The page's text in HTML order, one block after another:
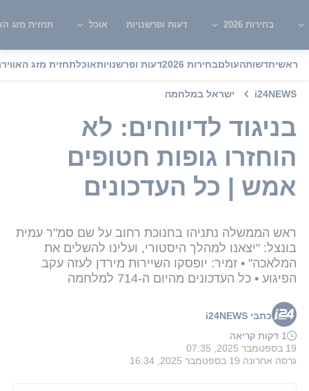
בחירות 2026 דעות ופרשנויות אוכל תחזית מזג
ראשיחדשותהעולםבחירות 2026 דעות ופרשנויותאוכלתחזית מזג האוויר
i24NEWS ישראל במלחמה
בניגוד לדיווחים: לא
הוחזרו גופות חטופים
אמש | כל העדכונים
ראש הממשלה נתניהו בחנוכת רחוב על שם סמ"ר עמית
בונצל: "יצאנו למהלך היסטורי, ועלינו להשלים את
המלאכה" • זמיר: יופסקו השיירות מירדן לעזה עקב
הפיגוע • כל העדכונים מהיום ה-714 למלחמה
כתבי i24NEWS
1 דקות קריאה
19 בספטמבר 2025, 07:35
גרסה אחרונה 19 בספטמבר 2025, 16:34